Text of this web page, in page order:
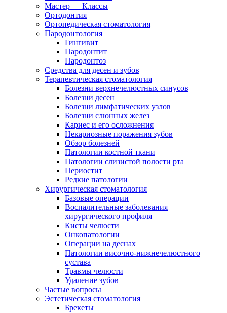
Мастер — Классы
Ортодонтия
Ортопедическая стоматология
Пародонтология
Гингивит
Пародонтит
Пародонтоз
Средства для десен и зубов
Терапевтическая стоматология
Болезни верхнечелюстных синусов
Болезни десен
Болезни лимфатических узлов
Болезни слюнных желез
Кариес и его осложнения
Некариозные поражения зубов
Обзор болезней
Патологии костной ткани
Патологии слизистой полости рта
Периостит
Редкие патологии
Хирургическая стоматология
Базовые операции
Воспалительные заболевания
хирургического профиля
Кисты челюсти
Онкопатологии
Операции на деснах
Патологии височно-нижнечелюстного
сустава
Травмы челюсти
Удаление зубов
Частые вопросы
Эстетическая стоматология
Брекеты